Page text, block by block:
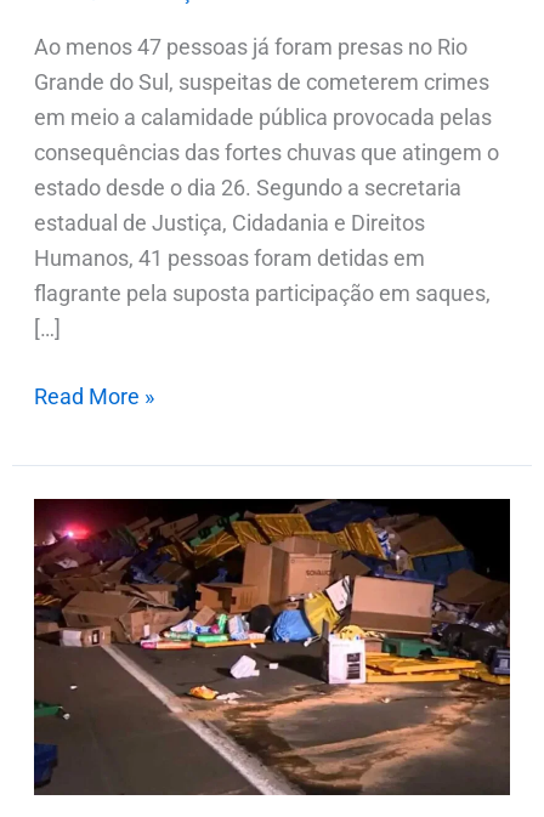
Ao menos 47 pessoas já foram presas no Rio
Grande do Sul, suspeitas de cometerem crimes
em meio a calamidade pública provocada pelas
consequências das fortes chuvas que atingem o
estado desde o dia 26. Segundo a secretaria
estadual de Justiça, Cidadania e Direitos
Humanos, 41 pessoas foram detidas em
flagrante pela suposta participação em saques,
[…]
Read More »
Carreta
dos
Correios
com
doações
para
os
gaúchos
tomba